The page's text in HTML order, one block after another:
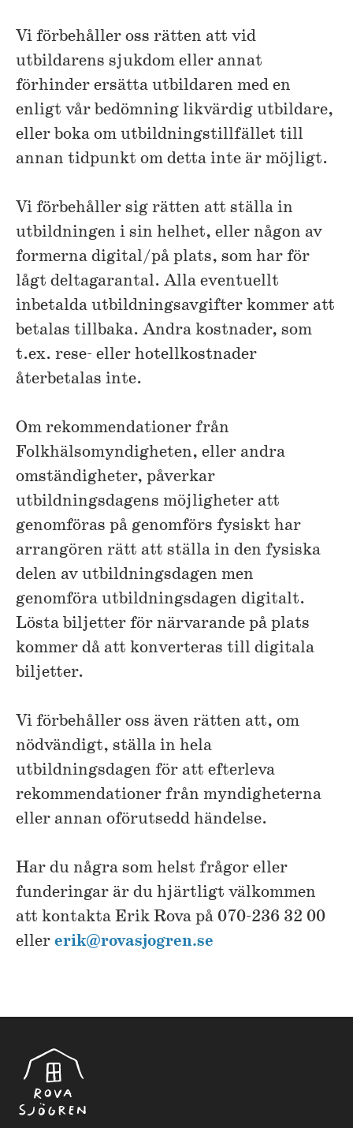
Vi förbehåller oss rätten att vid
utbildarens sjukdom eller annat
förhinder ersätta utbildaren med en
enligt vår bedömning likvärdig utbildare,
eller boka om utbildningstillfället till
annan tidpunkt om detta inte är möjligt.
Vi förbehåller sig rätten att ställa in
utbildningen i sin helhet, eller någon av
formerna digital/på plats, som har för
lågt deltagarantal. Alla eventuellt
inbetalda utbildningsavgifter kommer att
betalas tillbaka. Andra kostnader, som
t.ex. rese- eller hotellkostnader
återbetalas inte.
Om rekommendationer från
Folkhälsomyndigheten, eller andra
omständigheter, påverkar
utbildningsdagens möjligheter att
genomföras på genomförs fysiskt har
arrangören rätt att ställa in den fysiska
delen av utbildningsdagen men
genomföra utbildningsdagen digitalt.
Lösta biljetter för närvarande på plats
kommer då att konverteras till digitala
biljetter.
Vi förbehåller oss även rätten att, om
nödvändigt, ställa in hela
utbildningsdagen för att efterleva
rekommendationer från myndigheterna
eller annan oförutsedd händelse.
Har du några som helst frågor eller
funderingar är du hjärtligt välkommen
att kontakta Erik Rova på 070-236 32 00
ellererik@rovasjogren.se